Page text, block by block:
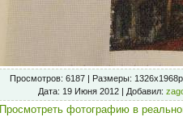
Просмотров: 6187 | Размеры:
Дата: 19 Июня 2012 | Добавил:
Просмотреть фотографию в